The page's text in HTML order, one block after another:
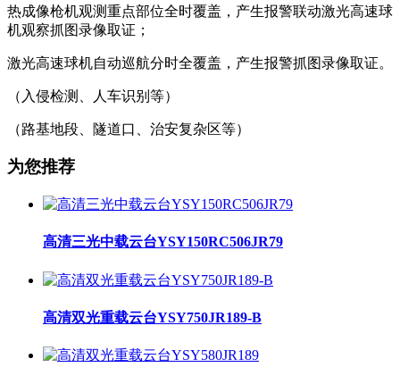
热成像枪机观测重点部位全时覆盖，产生报警联动激光高速球
机观察抓图录像取证；
激光高速球机自动巡航分时全覆盖，产生报警抓图录像取证。
（入侵检测、人车识别等）
（路基地段、隧道口、治安复杂区等）
为您推荐
高清三光中载云台YSY150RC506JR79
高清双光重载云台YSY750JR189-B